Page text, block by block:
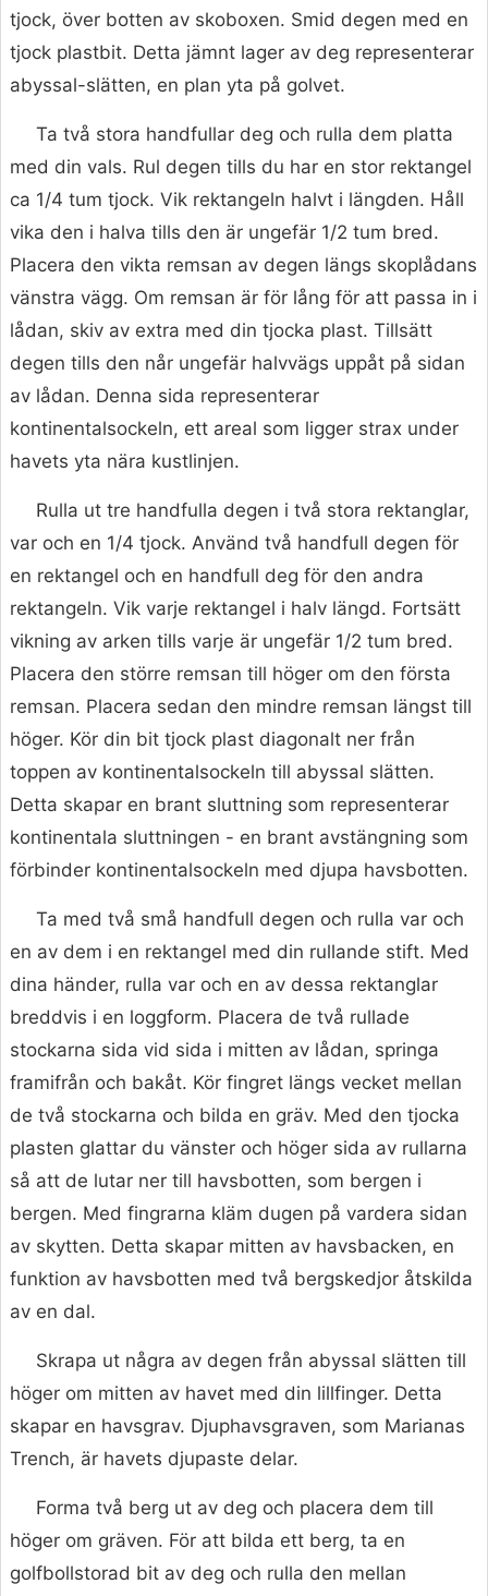
tjock, över botten av skoboxen. Smid degen med en
tjock plastbit. Detta jämnt lager av deg representerar
abyssal-slätten, en plan yta på golvet.
Ta två stora handfullar deg och rulla dem platta
med din vals. Rul degen tills du har en stor rektangel
ca 1/4 tum tjock. Vik rektangeln halvt i längden. Håll
vika den i halva tills den är ungefär 1/2 tum bred.
Placera den vikta remsan av degen längs skoplådans
vänstra vägg. Om remsan är för lång för att passa in i
lådan, skiv av extra med din tjocka plast. Tillsätt
degen tills den når ungefär halvvägs uppåt på sidan
av lådan. Denna sida representerar
kontinentalsockeln, ett areal som ligger strax under
havets yta nära kustlinjen.
Rulla ut tre handfulla degen i två stora rektanglar,
var och en 1/4 tjock. Använd två handfull degen för
en rektangel och en handfull deg för den andra
rektangeln. Vik varje rektangel i halv längd. Fortsätt
vikning av arken tills varje är ungefär 1/2 tum bred.
Placera den större remsan till höger om den första
remsan. Placera sedan den mindre remsan längst till
höger. Kör din bit tjock plast diagonalt ner från
toppen av kontinentalsockeln till abyssal slätten.
Detta skapar en brant sluttning som representerar
kontinentala sluttningen - en brant avstängning som
förbinder kontinentalsockeln med djupa havsbotten.
Ta med två små handfull degen och rulla var och
en av dem i en rektangel med din rullande stift. Med
dina händer, rulla var och en av dessa rektanglar
breddvis i en loggform. Placera de två rullade
stockarna sida vid sida i mitten av lådan, springa
framifrån och bakåt. Kör fingret längs vecket mellan
de två stockarna och bilda en gräv. Med den tjocka
plasten glattar du vänster och höger sida av rullarna
så att de lutar ner till havsbotten, som bergen i
bergen. Med fingrarna kläm dugen på vardera sidan
av skytten. Detta skapar mitten av havsbacken, en
funktion av havsbotten med två bergskedjor åtskilda
av en dal.
Skrapa ut några av degen från abyssal slätten till
höger om mitten av havet med din lillfinger. Detta
skapar en havsgrav. Djuphavsgraven, som Marianas
Trench, är havets djupaste delar.
Forma två berg ut av deg och placera dem till
höger om gräven. För att bilda ett berg, ta en
golfbollstorad bit av deg och rulla den mellan